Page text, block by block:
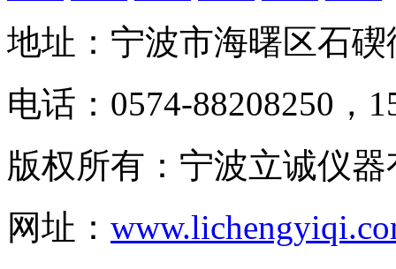
地址：宁波市海曙区石
电话：0574-88208250，
版权所有：宁波立诚仪
网址：